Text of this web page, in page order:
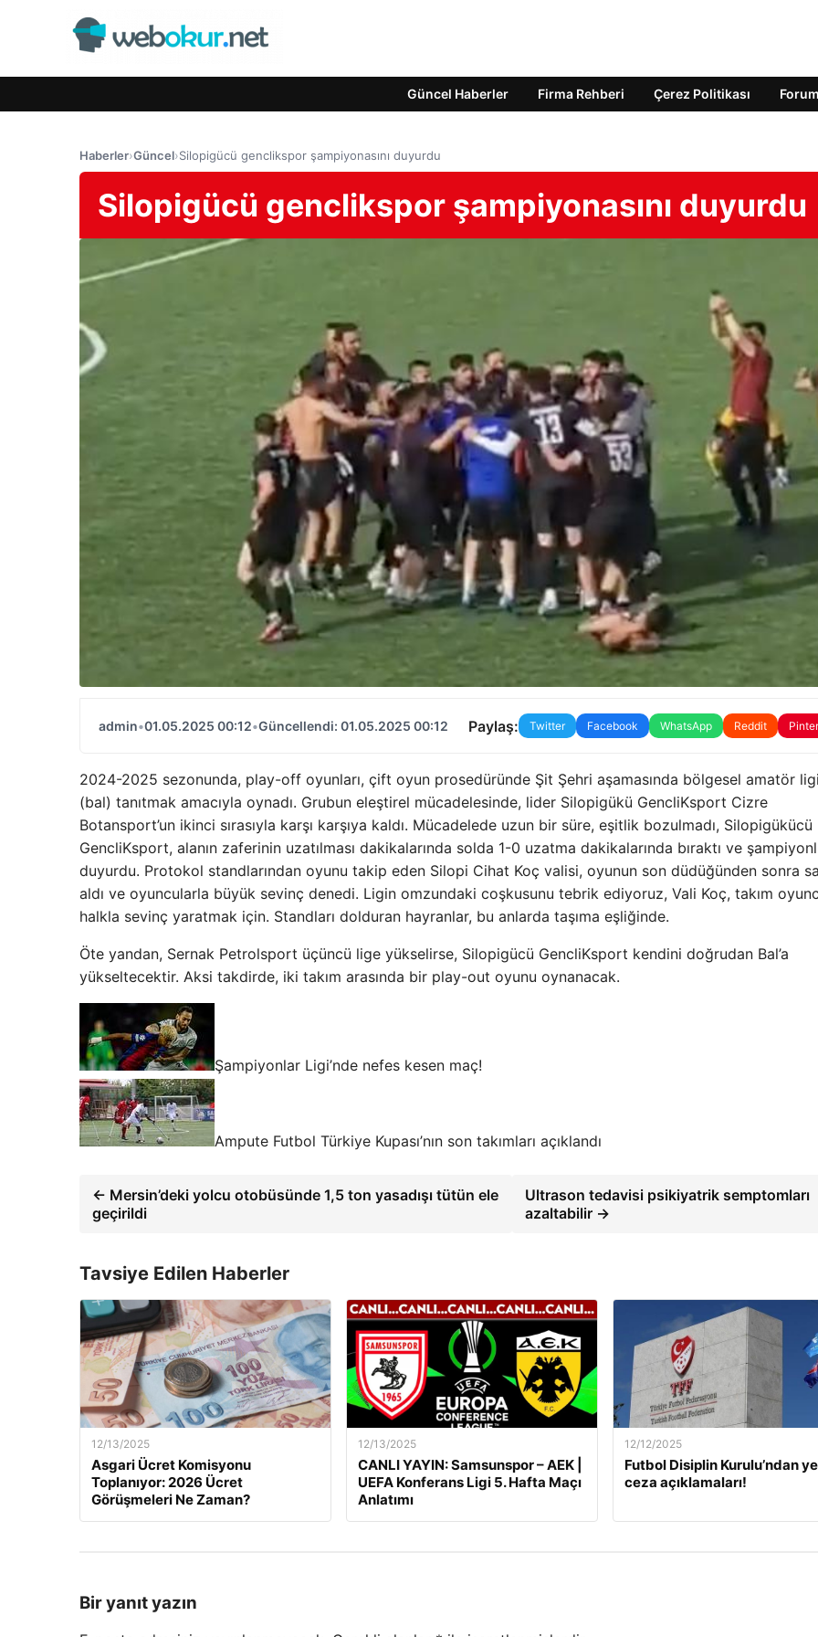
Güncel Haberler Firma Rehberi Çerez Politikası Forum
Haberler›Güncel›Silopigücü genclikspor şampiyonasını duyurdu
Silopigücü genclikspor şampiyonasını duyurdu
admin•01.05.2025 00:12•Güncellendi: 01.05.2025 00:12 Paylaş: Twitter Facebook WhatsApp Reddit
2024-2025 sezonunda, play-off oyunları, çift oyun prosedüründe Şit Şehri aşamasında bölgesel amatör
(bal) tanıtmak amacıyla oynadı. Grubun eleştirel mücadelesinde, lider Silopigükü GencliKsport Cizre
Botansport’un ikinci sırasıyla karşı karşıya kaldı. Mücadelede uzun bir süre, eşitlik bozulmadı, Silopigükücü
GencliKsport, alanın zaferinin uzatılması dakikalarında solda 1-0 uzatma dakikalarında bıraktı ve
duyurdu. Protokol standlarından oyunu takip eden Silopi Cihat Koç valisi, oyunun son düdüğünden sonra
aldı ve oyuncularla büyük sevinç denedi. Ligin omzundaki coşkusunu tebrik ediyoruz, Vali Koç, takım
halkla sevinç yaratmak için. Standları dolduran hayranlar, bu anlarda taşıma eşliğinde.
Öte yandan, Sernak Petrolsport üçüncü lige yükselirse, Silopigücü GencliKsport kendini doğrudan Bal’a
yükseltecektir. Aksi takdirde, iki takım arasında bir play-out oyunu oynanacak.
Şampiyonlar Ligi’nde nefes kesen maç!
Ampute Futbol Türkiye Kupası’nın son takımları açıklandı
← Mersin’deki yolcu otobüsünde 1,5 ton yasadışı tütün ele
geçirildi
Ultrason tedavisi psikiyatrik semptomları
azaltabilir →
Tavsiye Edilen Haberler
12/13/2025
Asgari Ücret Komisyonu
Toplanıyor: 2026 Ücret
Görüşmeleri Ne Zaman?
12/13/2025
CANLI YAYIN: Samsunspor – AEK |
UEFA Konferans Ligi 5. Hafta Maçı
Anlatımı
12/12/2025
Futbol Disiplin Kurulu’ndan
ceza açıklamaları!
Bir yanıt yazın